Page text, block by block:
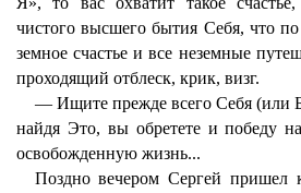
чистого высшего бытия Себя, что
земное счастье и все неземные
проходящий отблеск, крик, визг.
— Ищите прежде всего Себя (или
найдя Это, вы обретете и победу
освобожденную жизнь...
Поздно вечером Сергей пришел